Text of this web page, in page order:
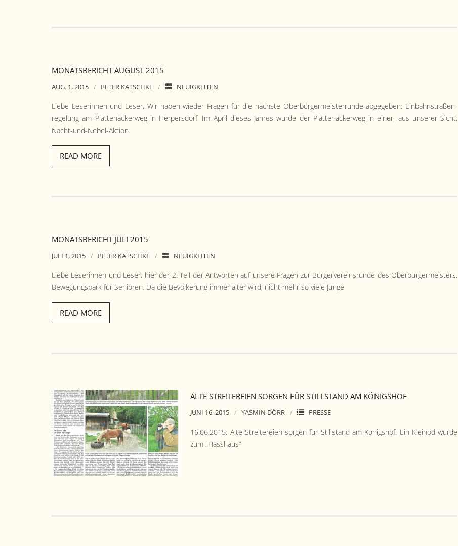
MONATSBERICHT AUGUST 2015
AUG. 1, 2015 PETER KATSCHKE NEUIGKEITEN
Liebe Leserin­nen und Leser, Wir haben wieder Fra­gen für die näch­ste Ober­bürg­er­meis­ter­runde abgegeben: Ein­bahn­straßen­
regelung am Plat­tenäck­er­weg in Her­pers­dorf. Im April dieses Jahres wurde der Plat­tenäck­er­weg in ein­er, aus unser­er Sicht,
Nacht-und-Nebel-Aktion
READ MORE
MONATSBERICHT JULI 2015
JULI 1, 2015 PETER KATSCHKE NEUIGKEITEN
Liebe Leserin­nen und Leser, hier der 2. Teil der Antworten auf unsere Fra­gen zur Bürg­ervere­in­srunde des Ober­bürg­er­meis­ters.
Bewe­gungspark für Senioren. Da die Bevölkerung immer älter wird, nicht mehr so viele Junge
READ MORE
ALTE STREITEREIEN SORGEN FÜR STILLSTAND AM KÖNIGSHOF
JUNI 16, 2015 YASMIN DÖRR PRESSE
16.06.2015: Alte Stre­it­ereien sor­gen für Still­stand am Königshof: Ein Klein­od wurde
zum „Has­shaus“